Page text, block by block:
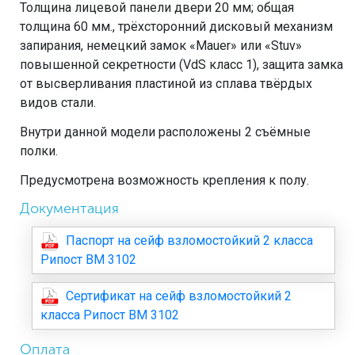
Толщина лицевой панели двери 20 мм; общая
толщина 60 мм., трёхсторонний дисковый механизм
запирания, немецкий замок «Mauer» или «Stuv»
повышенной секретности (VdS класс 1), защита замка
от высверливания пластиной из сплава твёрдых
видов стали.
Внутри данной модели расположены 2 съёмные
полки.
Предусмотрена возможность крепления к полу.
Документация
Паспорт на сейф взломостойкий 2 класса
Рипост ВМ 3102
Сертификат на сейф взломостойкий 2
класса Рипост ВМ 3102
Оплата